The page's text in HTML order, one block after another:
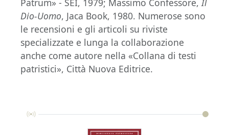
Patrum» - SEI, 1979; Massimo Confessore, Il
Dio-Uomo, Jaca Book, 1980. Numerose sono
le recensioni e gli articoli su riviste
specializzate e lunga la collaborazione
anche come autore nella «Collana di testi
patristici», Città Nuova Editrice.